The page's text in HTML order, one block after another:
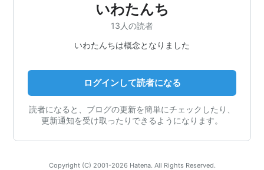
いわたんち
13人の読者
いわたんちは概念となりました
ログインして読者になる
読者になると、ブログの更新を簡単にチェックしたり、
更新通知を受け取ったりできるようになります。
Copyright (C) 2001-2026 Hatena. All Rights Reserved.